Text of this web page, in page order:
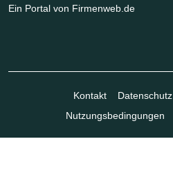
Ein Portal von Firmenweb.de
Kontakt Datenschutz
Nutzungsbedingungen